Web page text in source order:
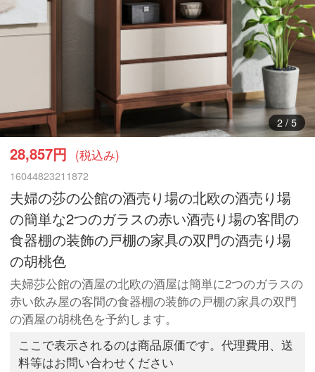
3/ 5
28,857円 (税込み)
16044823211872
夫婦の莎の公館の酒売り場の北欧の酒売り場
の簡単な2つのガラスの赤い酒売り場の客間の
食器棚の装飾の戸棚の家具の双門の酒売り場
の胡桃色
夫婦莎公館の酒屋の北欧の酒屋は簡単に2つのガラスの
赤い飲み屋の客間の食器棚の装飾の戸棚の家具の双門
の酒屋の胡桃色を予約します。
ここで表示されるのは商品原価です。代理費用、送
料等はお問い合わせください